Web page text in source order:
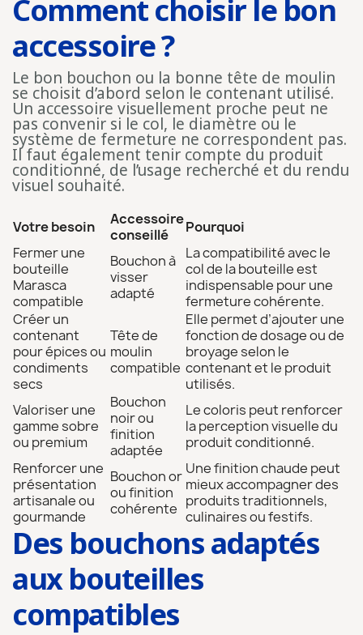
Comment choisir le bon
accessoire ?
Le bon bouchon ou la bonne tête de moulin
se choisit d’abord selon le contenant utilisé.
Un accessoire visuellement proche peut ne
pas convenir si le col, le diamètre ou le
système de fermeture ne correspondent pas.
Il faut également tenir compte du produit
conditionné, de l’usage recherché et du rendu
visuel souhaité.
Votre besoin
Accessoire
conseillé
Pourquoi
Fermer une
bouteille
Marasca
compatible
Bouchon à
visser
adapté
La compatibilité avec le
col de la bouteille est
indispensable pour une
fermeture cohérente.
Créer un
contenant
pour épices ou
condiments
secs
Tête de
moulin
compatible
Elle permet d’ajouter une
fonction de dosage ou de
broyage selon le
contenant et le produit
utilisés.
Valoriser une
gamme sobre
ou premium
Bouchon
noir ou
finition
adaptée
Le coloris peut renforcer
la perception visuelle du
produit conditionné.
Renforcer une
présentation
artisanale ou
gourmande
Bouchon or
ou finition
cohérente
Une finition chaude peut
mieux accompagner des
produits traditionnels,
culinaires ou festifs.
Des bouchons adaptés
aux bouteilles
compatibles